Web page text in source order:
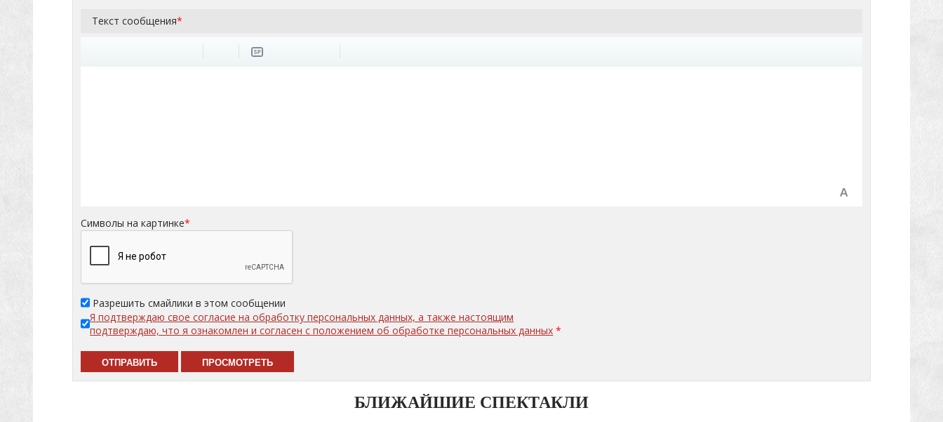
Текст сообщения*
Символы на картинке*
Разрешить смайлики в этом сообщении
Я подтверждаю свое согласие на обработку персональных данных, а также настоящим
подтверждаю, что я ознакомлен и согласен с положением об обработке персональных данных *
БЛИЖАЙШИЕ СПЕКТАКЛИ